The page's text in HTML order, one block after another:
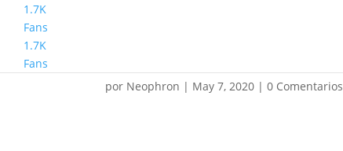
1.7K
Fans
1.7K
Fans
por Neophron | May 7, 2020 |0 Comentarios